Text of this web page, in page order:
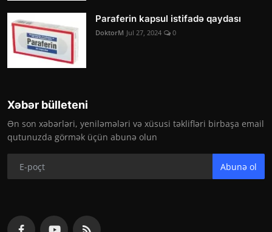
Paraferin kapsul istifadə qaydası
DoktorM Jul 27, 2024 0
Xəbər bülleteni
Ən son xəbərləri, yeniləmələri və xüsusi təklifləri birbaşa email
qutunuzda görmək üçün abunə olun
Abunə ol